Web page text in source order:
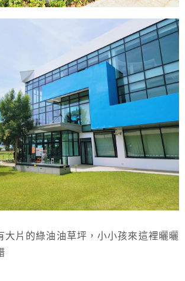
大片的綠油油草坪，小小孩來這裡曬曬